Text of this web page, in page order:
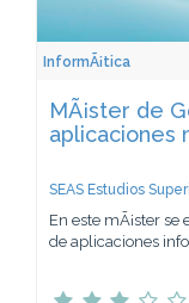
InformÃ¡tica
MÃ¡ster de
aplicaciones
SEAS Estudios
En este mÃ¡ster
de aplicaciones